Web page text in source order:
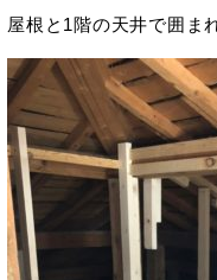
屋根と1階の天井で囲ま